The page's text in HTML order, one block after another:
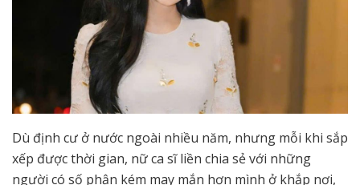
Dù định cư ở nước ngoài nhiều năm, nhưng mỗi khi sắp
xếp được thời gian, nữ ca sĩ liền chia sẻ với những
người có số phận kém may mắn hơn mình ở khắp nơi,